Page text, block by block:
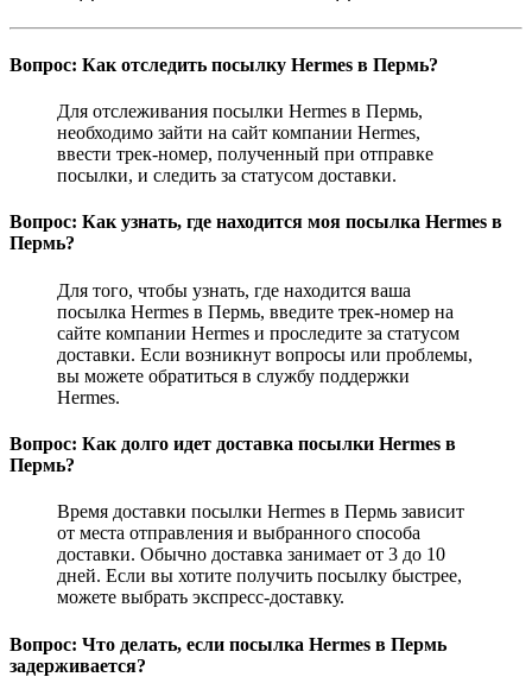
Вопрос: Как отследить посылку Hermes в Пермь?
Для отслеживания посылки Hermes в Пермь,
необходимо зайти на сайт компании Hermes,
ввести трек-номер, полученный при отправке
посылки, и следить за статусом доставки.
Вопрос: Как узнать, где находится моя посылка Hermes в
Пермь?
Для того, чтобы узнать, где находится ваша
посылка Hermes в Пермь, введите трек-номер на
сайте компании Hermes и проследите за статусом
доставки. Если возникнут вопросы или проблемы,
вы можете обратиться в службу поддержки
Hermes.
Вопрос: Как долго идет доставка посылки Hermes в
Пермь?
Время доставки посылки Hermes в Пермь зависит
от места отправления и выбранного способа
доставки. Обычно доставка занимает от 3 до 10
дней. Если вы хотите получить посылку быстрее,
можете выбрать экспресс-доставку.
Вопрос: Что делать, если посылка Hermes в Пермь
задерживается?